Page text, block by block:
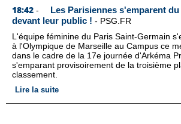
18:42 -
Les Parisiennes s'emparent
devant leur public ! - PSG.FR
L'équipe féminine du Paris Saint-Germain
à l'Olympique de Marseille au Campus ce
dans le cadre de la 17e journée d'Arkéma
s'emparant provisoirement de la troisième
classement.
Lire la suite